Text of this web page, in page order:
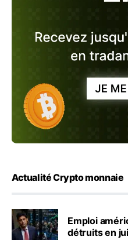
Actualité Crypto monnaie
Emploi
détruits en